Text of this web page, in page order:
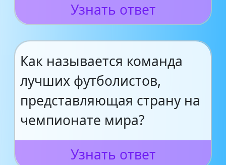
Узнать ответ
Как называется команда
лучших футболистов,
представляющая страну на
чемпионате мира?
Узнать ответ